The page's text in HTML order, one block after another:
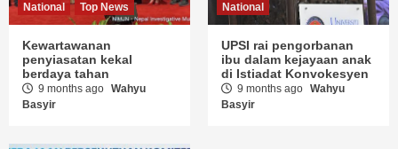
National Top News
Kewartawanan
penyiasatan kekal
berdaya tahan
9 months ago Wahyu
Basyir
National
UPSI rai pengorbanan
ibu dalam kejayaan anak
di Istiadat Konvokesyen
9 months ago Wahyu
Basyir